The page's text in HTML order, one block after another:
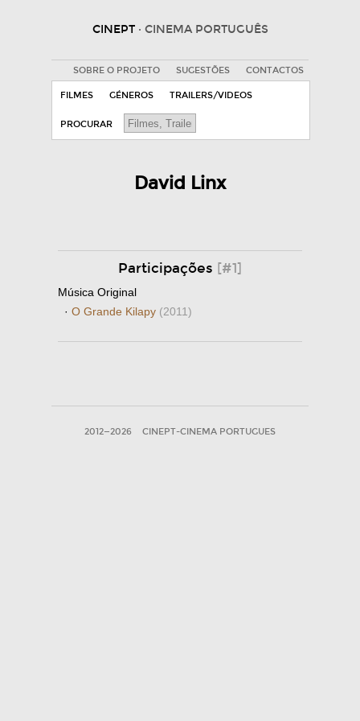
CINEPT · CINEMA PORTUGUÊS
SOBRE O PROJETO SUGESTÕES CONTACTOS
FILMES GÉNEROS TRAILERS/VIDEOS
PROCURAR
David Linx
Participações [#1]
Música Original
· O Grande Kilapy (2011)
2012—2026 CINEPT-CINEMA PORTUGUES